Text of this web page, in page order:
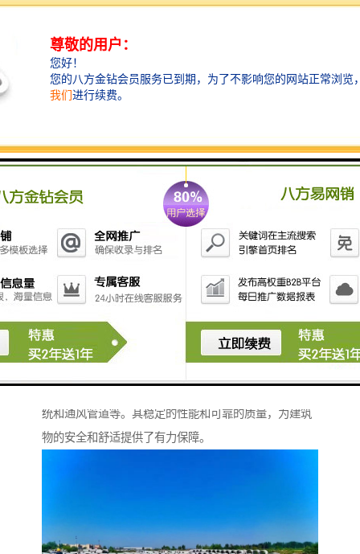
125
衡水水泥管以其高强度、耐腐蚀和长寿命的特点，在市
市的正常运转。
衡水水泥管：建筑领域的可靠伙伴
在建筑领域，衡水水泥管广泛应用于排水系统、给水系
统和通风管道等。其稳定的性能和可靠的质量，为建筑
物的安全和舒适提供了有力保障。